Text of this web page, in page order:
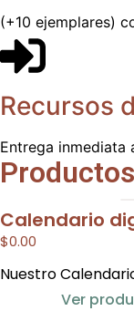
(+10 ejemplares)
Recursos
Entrega inmediata
Calendario
$0.00
Nuestro
Ver